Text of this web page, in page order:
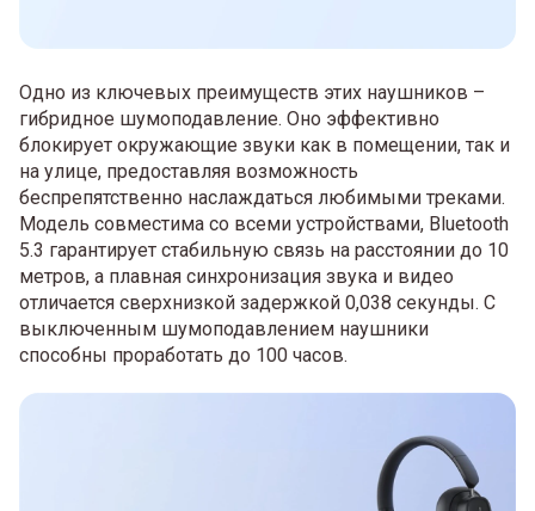
Одно из ключевых преимуществ этих наушников –
гибридное шумоподавление. Оно эффективно
блокирует окружающие звуки как в помещении, так и
на улице, предоставляя возможность
беспрепятственно наслаждаться любимыми треками.
Модель совместима со всеми устройствами, Bluetooth
5.3 гарантирует стабильную связь на расстоянии до 10
метров, а плавная синхронизация звука и видео
отличается сверхнизкой задержкой 0,038 секунды. С
выключенным шумоподавлением наушники
способны проработать до 100 часов.